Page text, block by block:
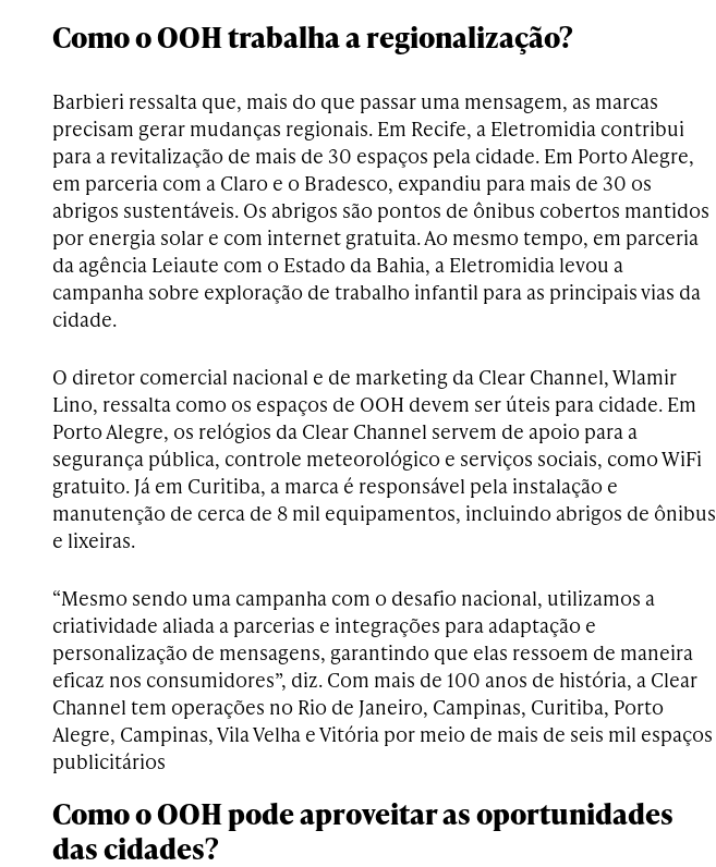
Como o OOH trabalha a regionalização?
Barbieri ressalta que, mais do que passar uma mensagem, as marcas
precisam gerar mudanças regionais. Em Recife, a Eletromidia contribui
para a revitalização de mais de 30 espaços pela cidade. Em Porto Alegre,
em parceria com a Claro e o Bradesco, expandiu para mais de 30 os
abrigos sustentáveis. Os abrigos são pontos de ônibus cobertos mantidos
por energia solar e com internet gratuita. Ao mesmo tempo, em parceria
da agência Leiaute com o Estado da Bahia, a Eletromidia levou a
campanha sobre exploração de trabalho infantil para as principais vias da
cidade.
O diretor comercial nacional e de marketing da Clear Channel, Wlamir
Lino, ressalta como os espaços de OOH devem ser úteis para cidade. Em
Porto Alegre, os relógios da Clear Channel servem de apoio para a
segurança pública, controle meteorológico e serviços sociais, como WiFi
gratuito. Já em Curitiba, a marca é responsável pela instalação e
manutenção de cerca de 8 mil equipamentos, incluindo abrigos de ônibus
e lixeiras.
“Mesmo sendo uma campanha com o desafio nacional, utilizamos a
criatividade aliada a parcerias e integrações para adaptação e
personalização de mensagens, garantindo que elas ressoem de maneira
eficaz nos consumidores”, diz. Com mais de 100 anos de história, a Clear
Channel tem operações no Rio de Janeiro, Campinas, Curitiba, Porto
Alegre, Campinas, Vila Velha e Vitória por meio de mais de seis mil espaços
publicitários
Como o OOH pode aproveitar as oportunidades
das cidades?